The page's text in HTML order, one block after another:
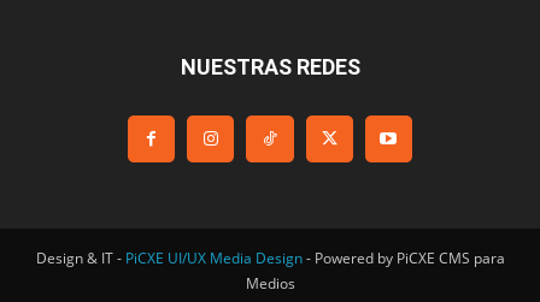
NUESTRAS REDES
Design & IT - PiCXE UI/UX Media Design- Powered by PiCXE CMS para
Medios